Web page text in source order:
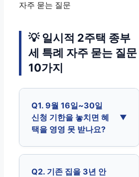
자주 묻는 질문
💡 일시적 2주택 종부
세 특례 자주 묻는 질문
10가지
Q1. 9월 16일~30일
신청 기한을 놓치면 혜
택을 영영 못 받나요?
Q2. 기존 집을 3년 안